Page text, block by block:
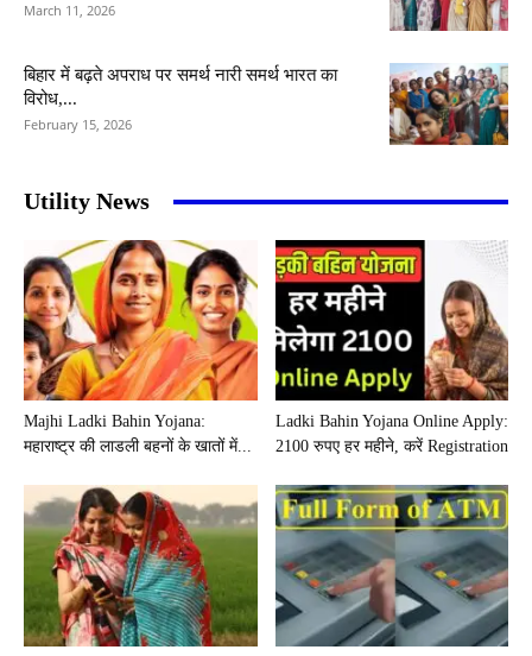
March 11, 2026
बिहार में बढ़ते अपराध पर समर्थ नारी समर्थ भारत का
विरोध,...
February 15, 2026
Utility News
Majhi Ladki Bahin Yojana:
महाराष्ट्र की लाडली बहनों के खातों में...
Ladki Bahin Yojana Online Apply:
2100 रुपए हर महीने, करें Registration